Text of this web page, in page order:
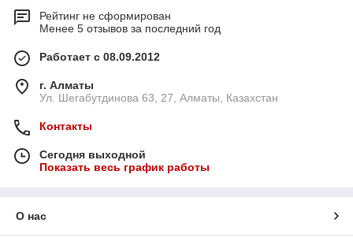
Рейтинг не сформирован
Менее 5 отзывов за последний год
Работает с 08.09.2012
г. Алматы
Ул. Шегабутдинова 63, 27, Алматы, Казахстан
Контакты
Сегодня выходной
Показать весь график работы
О нас